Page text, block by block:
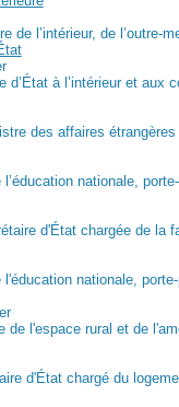
de l’intérieur, de l’outre-
d’État à l’intérieur et aux
des affaires
nationale,
d'État chargée de la
nationale,
de l'espace rural et de
d'État chargé du